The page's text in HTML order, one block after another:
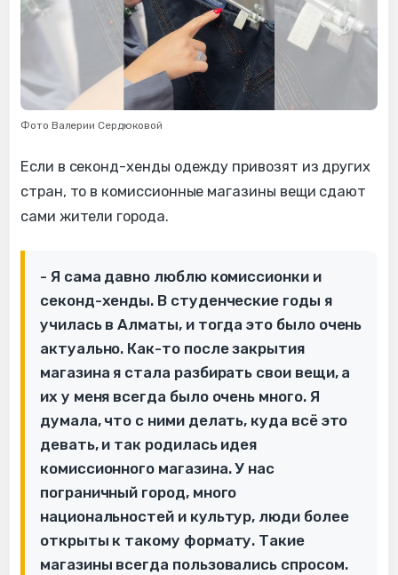
Фото Валерии Сердюковой
Если в секонд-хенды одежду привозят из других
стран, то в комиссионные магазины вещи сдают
сами жители города.
- Я сама давно люблю комиссионки и
секонд-хенды. В студенческие годы я
училась в Алматы, и тогда это было очень
актуально. Как-то после закрытия
магазина я стала разбирать свои вещи, а
их у меня всегда было очень много. Я
думала, что с ними делать, куда всё это
девать, и так родилась идея
комиссионного магазина. У нас
пограничный город, много
национальностей и культур, люди более
открыты к такому формату. Такие
магазины всегда пользовались спросом.